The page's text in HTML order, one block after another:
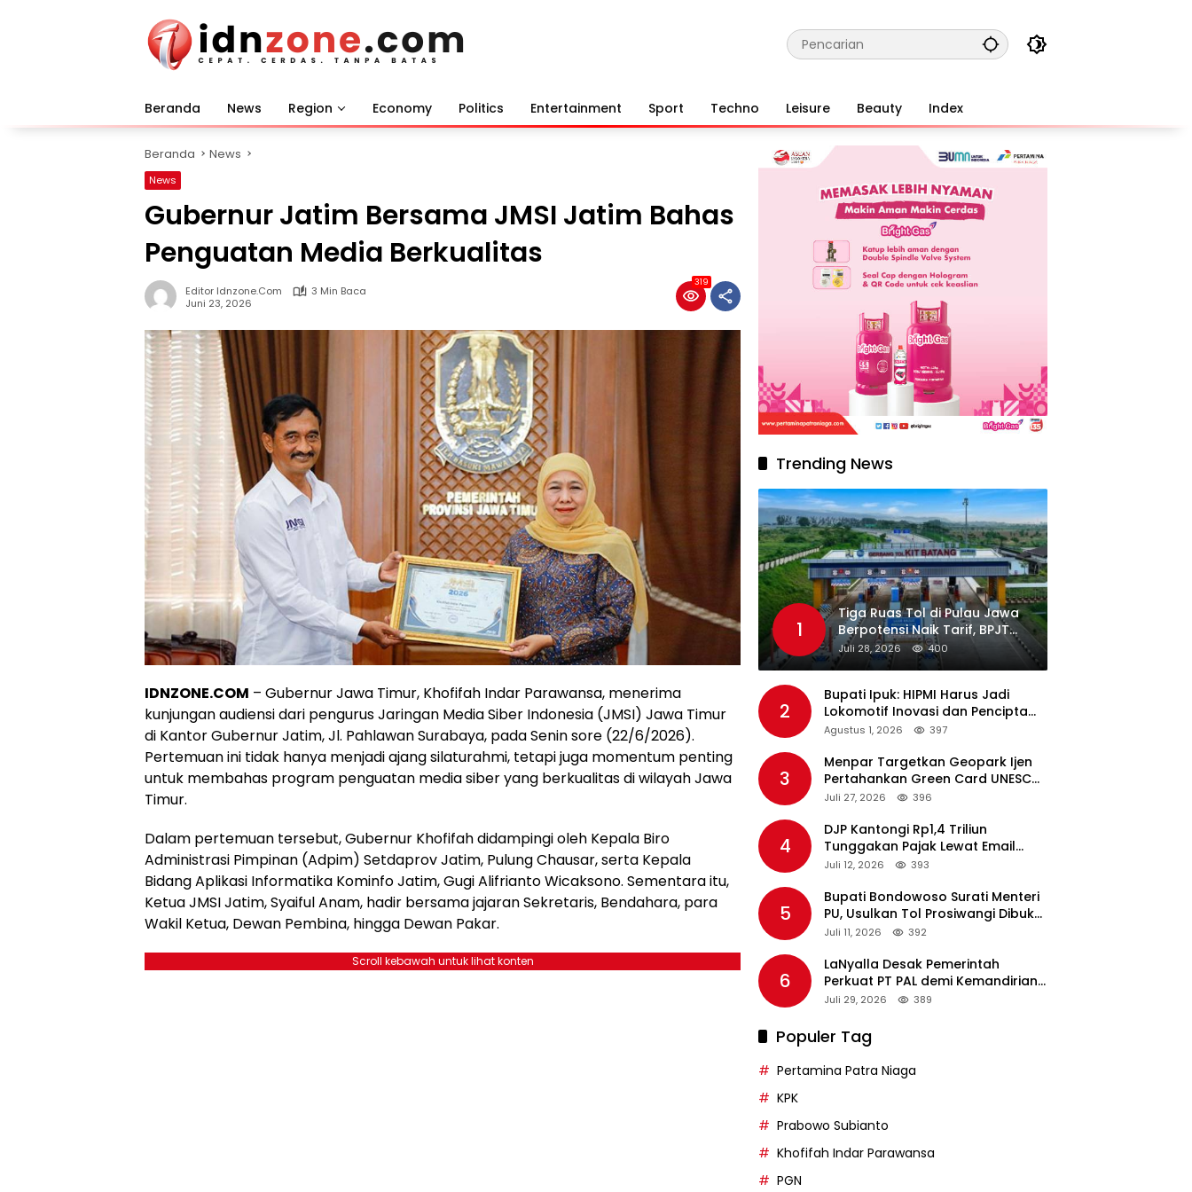
Beranda News Region Economy Politics Entertainment Sport Techno Leisure Beauty Index
Beranda News
News
Gubernur Jatim Bersama JMSI Jatim Bahas
Penguatan Media Berkualitas
Editor Idnzone.com
3 Min Baca
Juni 23, 2026
319
IDNZONE.COM – Gubernur Jawa Timur, Khofifah Indar Parawansa, menerima
kunjungan audiensi dari pengurus Jaringan Media Siber Indonesia (JMSI) Jawa Timur
di Kantor Gubernur Jatim, Jl. Pahlawan Surabaya, pada Senin sore (22/6/2026).
Pertemuan ini tidak hanya menjadi ajang silaturahmi, tetapi juga momentum penting
untuk membahas program penguatan media siber yang berkualitas di wilayah Jawa
Timur.
Dalam pertemuan tersebut, Gubernur Khofifah didampingi oleh Kepala Biro
Administrasi Pimpinan (Adpim) Setdaprov Jatim, Pulung Chausar, serta Kepala
Bidang Aplikasi Informatika Kominfo Jatim, Gugi Alifrianto Wicaksono. Sementara itu,
Ketua JMSI Jatim, Syaiful Anam, hadir bersama jajaran Sekretaris, Bendahara, para
Wakil Ketua, Dewan Pembina, hingga Dewan Pakar.
Scroll kebawah untuk lihat konten
Trending News
1
Tiga Ruas Tol di Pulau Jawa
Berpotensi Naik Tarif, BPJT
Tunggu Hasil Evaluasi
Standar Pelayanan
Juli 28, 2026 400
2
Bupati Ipuk: HIPMI Harus Jadi
Lokomotif Inovasi dan Pencipta
Lapangan Kerja
Agustus 1, 2026 397
3
Menpar Targetkan Geopark Ijen
Pertahankan Green Card UNESCO
pada Revalidasi Agustus 2026
Juli 27, 2026 396
4
DJP Kantongi Rp1,4 Triliun
Tunggakan Pajak Lewat Email
Pengingat, Total Piutang Masih
Juli 12, 2026 393
5
Bupati Bondowoso Surati Menteri
PU, Usulkan Tol Prosiwangi Dibuka
Sementara
Juli 11, 2026 392
6
LaNyalla Desak Pemerintah
Perkuat PT PAL demi Kemandirian
Industri Pertahanan Maritim
Juli 29, 2026 389
Populer Tag
Pertamina Patra Niaga
KPK
Prabowo Subianto
Khofifah Indar Parawansa
PGN